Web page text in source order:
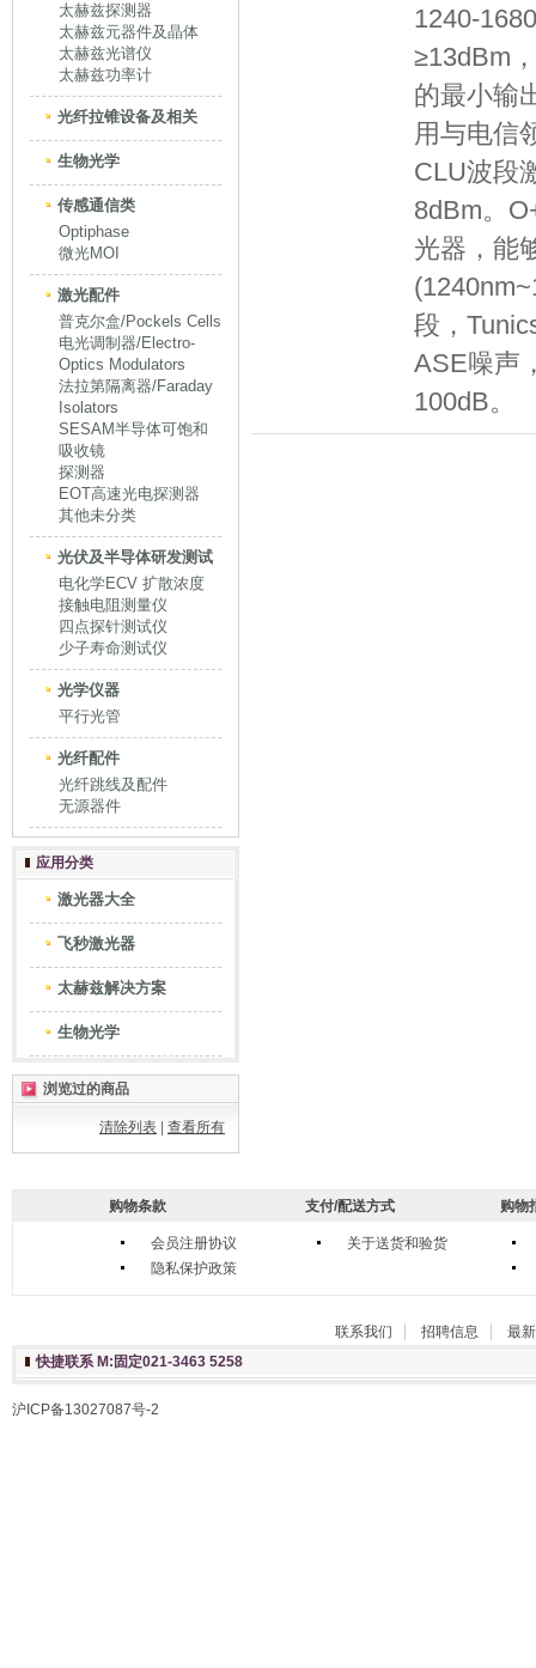
太赫兹探测器
太赫兹元器件及晶体
太赫兹光谱仪
太赫兹功率计
光纤拉锥设备及相关
生物光学
传感通信类
Optiphase
微光MOI
激光配件
普克尔盒/Pockels Cells
电光调制器/Electro-
Optics Modulators
法拉第隔离器/Faraday
Isolators
SESAM半导体可饱和
吸收镜
探测器
EOT高速光电探测器
其他未分类
光伏及半导体研发测试
电化学ECV 扩散浓度
接触电阻测量仪
四点探针测试仪
少子寿命测试仪
光学仪器
平行光管
光纤配件
光纤跳线及配件
无源器件
应用分类
激光器大全
飞秒激光器
太赫兹解决方案
生物光学
浏览过的商品
清除列表 查看所有
1240-
≥13dBm
的最小输
用与电信
CLU波段
8dBm。
光器，能
段，
ASE噪声
100dB。
购物条款
会员注册协议
隐私保护政策
支付/配送方式
关于送货和验货
购物
联系我们 招聘信息
最
快捷联系 M:固定021-3463 5258
沪ICP备13027087号-2